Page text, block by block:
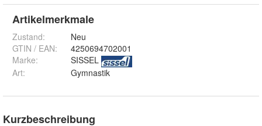
Artikelmerkmale
Zustand:
Neu
GTIN / EAN:
4250694702001
Marke:
SISSEL
Art: Gymnastik
Kurzbeschreibung